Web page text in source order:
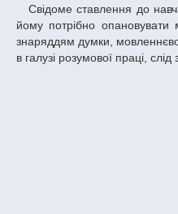
Свідоме ставлення до навчання – ознака освіченої, культурної людини. Через це кожен студент має зрозуміти, що з усіх наук найперше
йому потрібно
знаряддям думки,
в галузі розумової праці,